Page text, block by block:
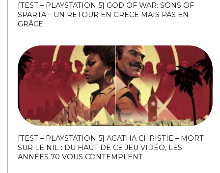
[TEST – PLAYSTATION 5] GOD OF WAR: SONS OF
SPARTA – UN RETOUR EN GRÈCE MAIS PAS EN
GRÂCE
[TEST – PLAYSTATION 5] AGATHA CHRISTIE – MORT
SUR LE NIL : DU HAUT DE CE JEU VIDÉO, LES
ANNÉES 70 VOUS CONTEMPLENT